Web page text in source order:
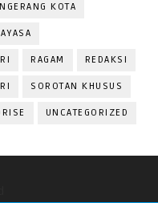
KOTA
RAGAM REDAKSI
SOROTAN KHUSUS
UNCATEGORIZED